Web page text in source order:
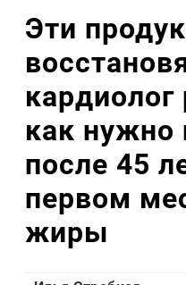
Эти
кардиолог
как нужно
после 45
первом
жиры